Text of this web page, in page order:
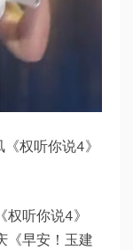
权听你说4》
听你说4》
《早安！玉建